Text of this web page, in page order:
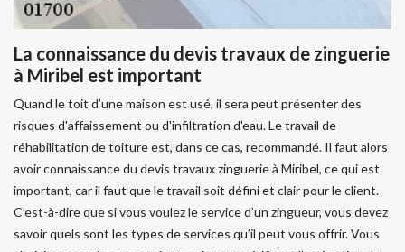
La connaissance du devis travaux de zinguerie
à Miribel est important
Quand le toit d’une maison est usé, il sera peut présenter des
risques d'affaissement ou d'infiltration d'eau. Le travail de
réhabilitation de toiture est, dans ce cas, recommandé. Il faut alors
avoir connaissance du devis travaux zinguerie à Miribel, ce qui est
important, car il faut que le travail soit défini et clair pour le client.
C’est-à-dire que si vous voulez le service d’un zingueur, vous devez
savoir quels sont les types de services qu’il peut vous offrir. Vous